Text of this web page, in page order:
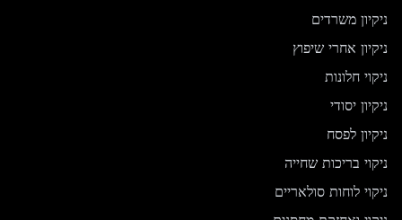
ניקיון משרדים
ניקיון אחרי שיפוץ
ניקוי חלונות
ניקיון יסודי
ניקיון לפסח
ניקוי בריכות שחייה
ניקוי לוחות סולאריים